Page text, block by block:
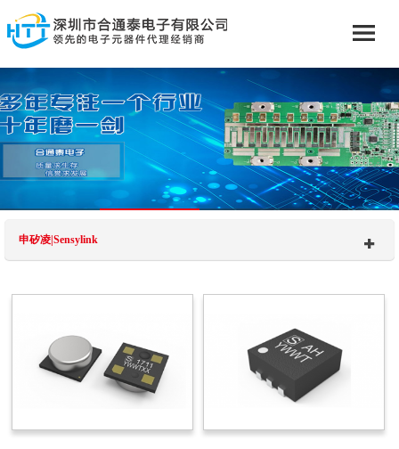
申矽凌|Sensylink